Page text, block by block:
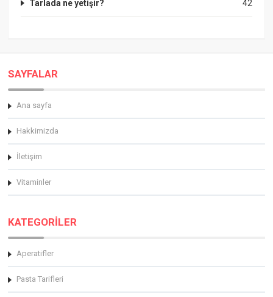
42
Tarlada ne yetişir?
SAYFALAR
Ana sayfa
Hakkimizda
İletişim
Vitaminler
KATEGORİLER
Aperatifler
Pasta Tarifleri